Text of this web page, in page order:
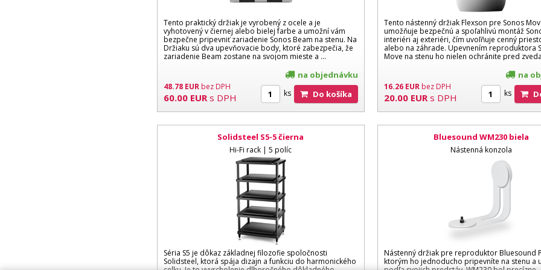
Tento praktický držiak je vyrobený z ocele a je
vyhotovený v čiernej alebo bielej farbe a umožní vám
bezpečne pripevniť zariadenie Sonos Beam na stenu. Na
Držiaku sú dva upevňovacie body, ktoré zabezpečia, že
zariadenie Beam zostane na svojom mieste a ...
48.78 EURbez DPH
60.00 EUR s DPH
na objednávku
ks Do košíka
Tento nástenný držiak Flexson pre Sonos
umožňuje bezpečnú a spoľahlivú montáž
interiéri aj exteriéri, čím uvoľňuje cenný
alebo na záhrade. Upevnením reproduktora
Move na stenu ho nielen ochránite pred
16.26 EURbez DPH
20.00 EUR s DPH
na
ks
Solidsteel S5-5 čierna
Hi-Fi rack | 5 políc
Séria S5 je dôkaz základnej filozofie spoločnosti
Solidsteel, ktorá spája dizajn a funkciu do harmonického
Bluesound WM230 biela
Nástenná konzola
Nástenný držiak pre reproduktor Bluesound
ktorým ho jednoducho pripevníte na stenu a